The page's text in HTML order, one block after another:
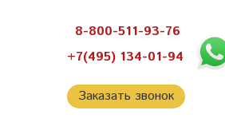
8-800-511-93-76
+7(495) 134-01-94
Заказать звонок